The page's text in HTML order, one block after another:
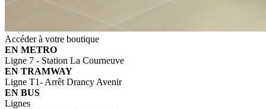
Accéder à votre boutique
EN METRO
Ligne 7 - Station La Courneuve
EN TRAMWAY
Ligne T1- Arrêt Drancy Avenir
EN BUS
Lignes